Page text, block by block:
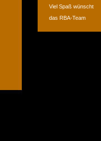
Viel Spaß wünscht
das RBA-Team